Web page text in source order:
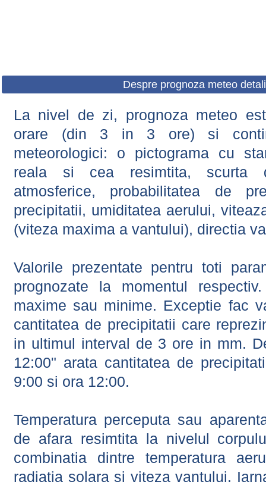
Despre prognoza meteo
La nivel de zi, prognoza meteo
orare (din 3 in 3 ore) si
meteorologici: o pictograma cu
reala si cea resimtita, scurta
atmosferice, probabilitatea de
precipitatii, umiditatea aerului,
(viteza maxima a vantului), directia
Valorile prezentate pentru toti
prognozate la momentul
maxime sau minime. Exceptie fac
cantitatea de precipitatii care
in ultimul interval de 3 ore in mm.
12:00" arata cantitatea de
9:00 si ora 12:00.
Temperatura perceputa sau
de afara resimtita la nivelul
combinatia dintre temperatura
radiatia solara si viteza vantului.